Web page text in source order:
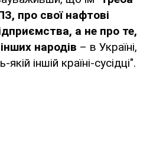
про свої нафтові
а не про те,
народів – в Україні,
іншій країні-сусідці".